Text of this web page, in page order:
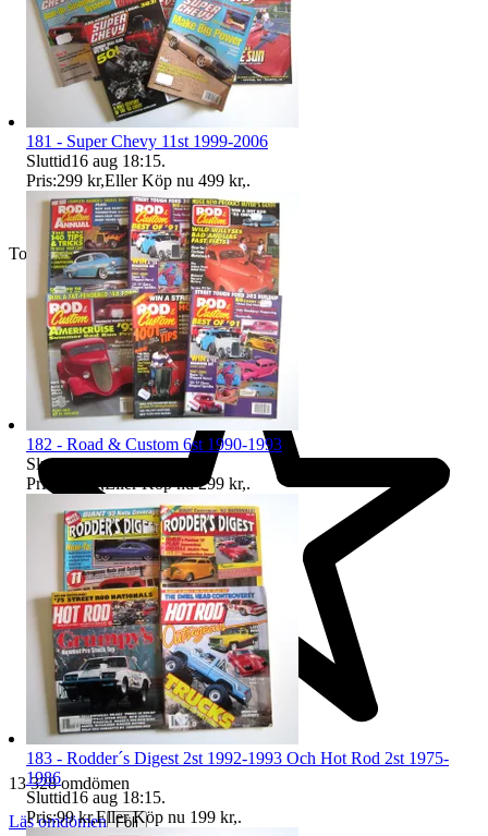
Toppsäljare
13 328 omdömen
Läs omdömen Följ
181 - Super Chevy 11st 1999-2006
Sluttid16 aug 18:15.
Pris:299 kr,Eller Köp nu 499 kr,.
182 - Road & Custom 6st 1990-1993
Sluttid16 aug 18:15.
Pris:
199 kr,Eller Köp nu 299 kr,.
183 - Rodder´s Digest 2st 1992-1993 Och Hot Rod 2st 1975-
1986
Sluttid16 aug 18:15.
Pris:99 kr,Eller Köp nu 199 kr,.